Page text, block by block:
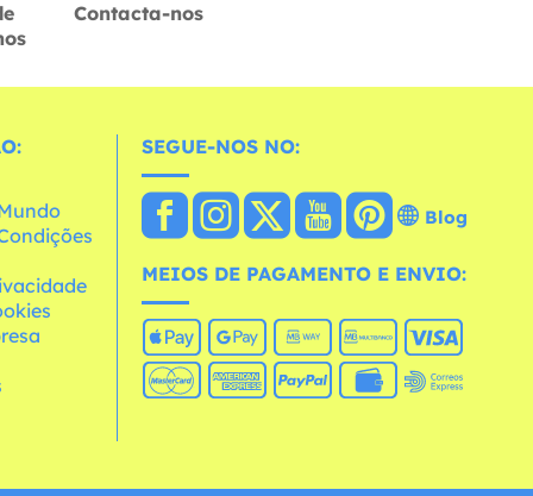
Contacta-nos
SEGUE-NOS NO:
Blog
MEIOS DE PAGAMENTO E ENVIO: